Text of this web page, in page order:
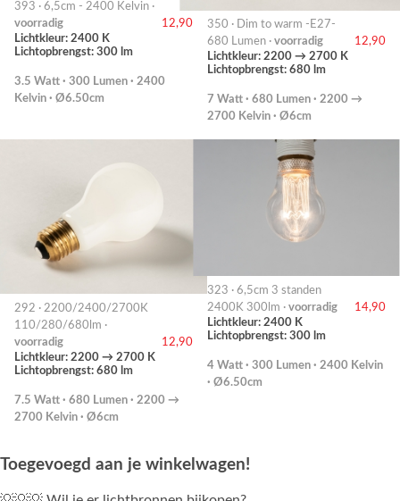
393 · 6,5cm - 2400 Kelvin ·
voorradig
12,90
Lichtkleur: 2400 K
Lichtopbrengst: 300 lm
3.5 Watt · 300 Lumen · 2400
Kelvin · Ø6.50cm
350 · Dim to warm -E27-
680 Lumen · voorradig
12,90
Lichtkleur: 2200 → 2700 K
Lichtopbrengst: 680 lm
7 Watt · 680 Lumen · 2200 →
2700 Kelvin · Ø6cm
292 · 2200/2400/2700K
110/280/680lm ·
voorradig
12,90
Lichtkleur: 2200 → 2700 K
Lichtopbrengst: 680 lm
7.5 Watt · 680 Lumen · 2200 →
2700 Kelvin · Ø6cm
323 · 6,5cm 3 standen
2400K 300lm · voorradig
14,90
Lichtkleur: 2400 K
Lichtopbrengst: 300 lm
4 Watt · 300 Lumen · 2400 Kelvin
· Ø6.50cm
Toegevoegd aan je winkelwagen!